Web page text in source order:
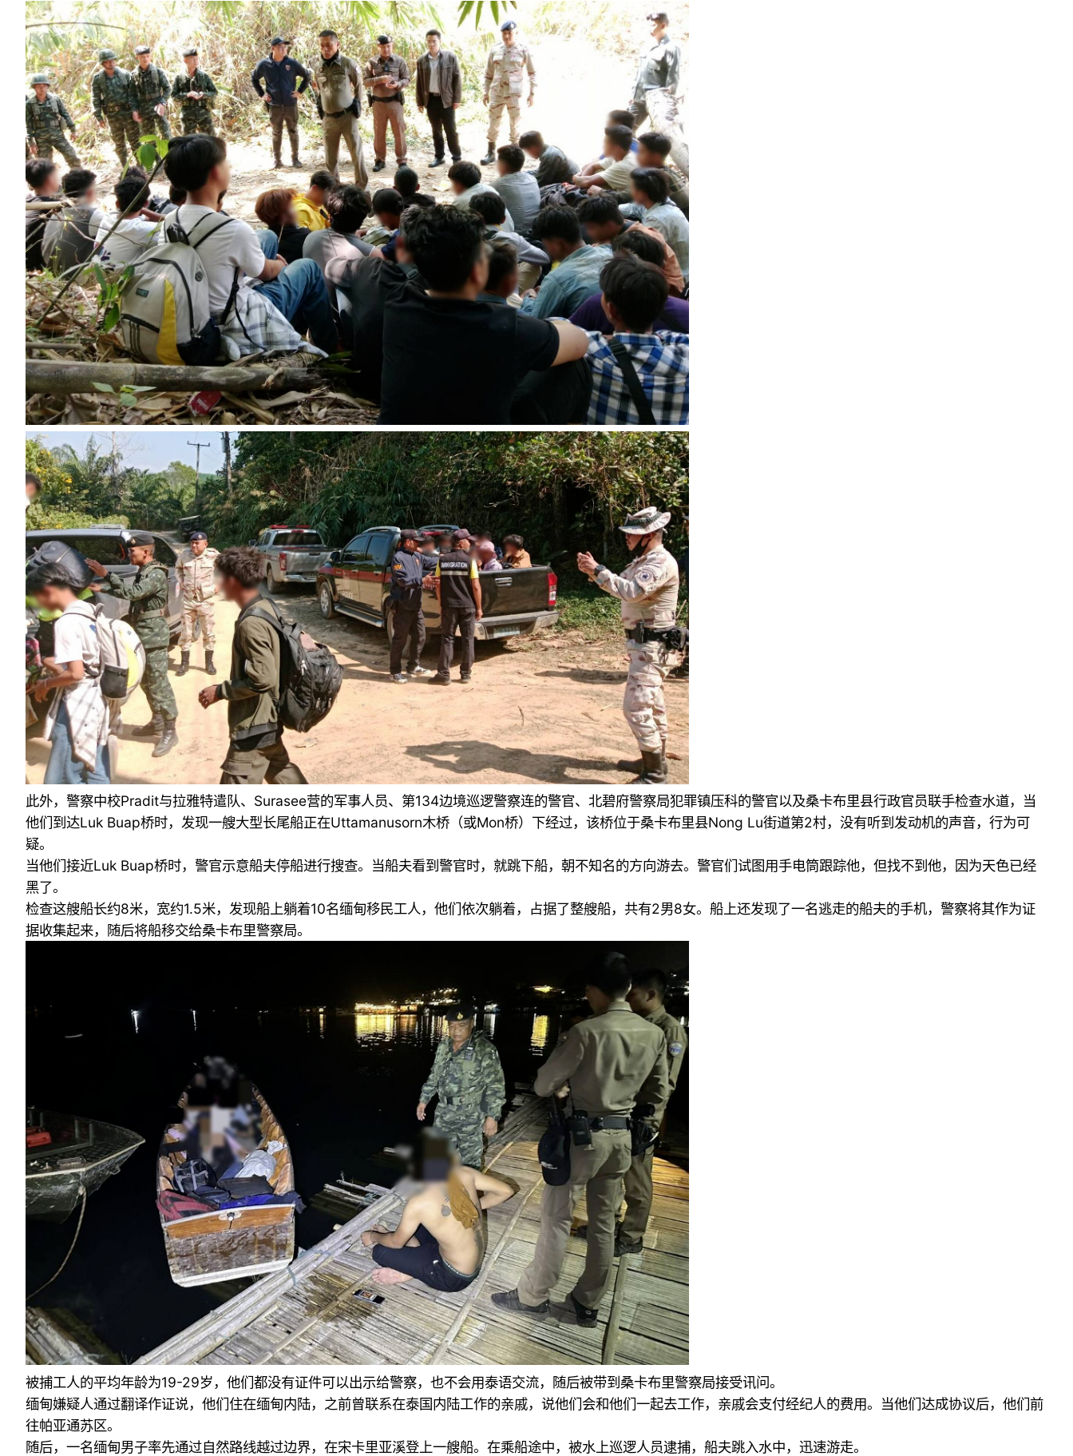
此外，警察中校Pradit与拉雅特遣队、Surasee营的军事人员、第134边境巡逻警察连的警官、北碧府警察局犯罪镇压科的警官以及桑卡布里县行政官员联手检查水道，当
他们到达Luk Buap桥时，发现一艘大型长尾船正在Uttamanusorn木桥（或Mon桥）下经过，该桥位于桑卡布里县Nong Lu街道第2村，没有听到发动机的声音，行为可
疑。
当他们接近Luk Buap桥时，警官示意船夫停船进行搜查。当船夫看到警官时，就跳下船，朝不知名的方向游去。警官们试图用手电筒跟踪他，但找不到他，因为天色已经
黑了。
检查这艘船长约8米，宽约1.5米，发现船上躺着10名缅甸移民工人，他们依次躺着，占据了整艘船，共有2男8女。船上还发现了一名逃走的船夫的手机，警察将其作为证
据收集起来，随后将船移交给桑卡布里警察局。
被捕工人的平均年龄为19-29岁，他们都没有证件可以出示给警察，也不会用泰语交流，随后被带到桑卡布里警察局接受讯问。
缅甸嫌疑人通过翻译作证说，他们住在缅甸内陆，之前曾联系在泰国内陆工作的亲戚，说他们会和他们一起去工作，亲戚会支付经纪人的费用。当他们达成协议后，他们前
往帕亚通苏区。
随后，一名缅甸男子率先通过自然路线越过边界，在宋卡里亚溪登上一艘船。在乘船途中，被水上巡逻人员逮捕，船夫跳入水中，迅速游走。